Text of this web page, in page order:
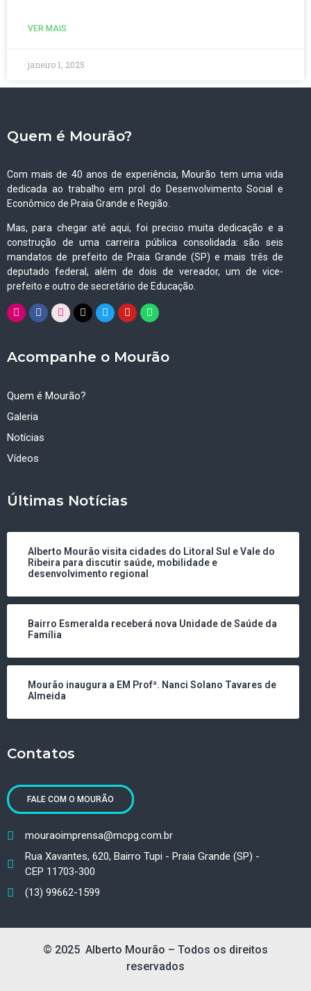
VER MAIS
janeiro 1, 2025
Quem é Mourão?
Com mais de 40 anos de experiência, Mourão tem uma vida
dedicada ao trabalho em prol do Desenvolvimento Social e
Econômico de Praia Grande e Região.
Mas, para chegar até aqui, foi preciso muita dedicação e a
construção de uma carreira pública consolidada: são seis
mandatos de prefeito de Praia Grande (SP) e mais três de
deputado federal, além de dois de vereador, um de vice-
prefeito e outro de secretário de Educação.
Acompanhe o Mourão
Quem é Mourão?
Galeria
Notícias
Vídeos
Últimas Notícias
Alberto Mourão visita cidades do Litoral Sul e Vale do
Ribeira para discutir saúde, mobilidade e
desenvolvimento regional
Bairro Esmeralda receberá nova Unidade de Saúde da
Família
Mourão inaugura a EM Profª. Nanci Solano Tavares de
Almeida
Contatos
FALE COM O MOURÃO
mouraoimprensa@mcpg.com.br
Rua Xavantes, 620, Bairro Tupi - Praia Grande (SP) -
CEP 11703-300
(13) 99662-1599
© 2025 Alberto Mourão – Todos os direitos
reservados